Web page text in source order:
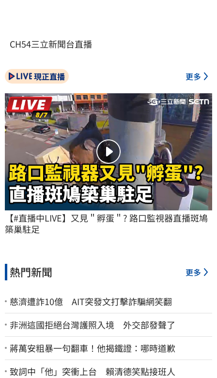
CH54三立新聞台直播
現正直播 更多
【#直播中LIVE】又見＂孵蛋＂? 路口監視器直播斑鳩
築巢駐足
熱門新聞 更多
慈濟遭詐10億 AIT突發文打擊詐騙網笑翻
非洲這國拒絕台灣護照入境 外交部發聲了
蔣萬安粗暴一句翻車！他揭鐵證：哪時道歉
致詞中「他」突衝上台 賴清德笑點接班人